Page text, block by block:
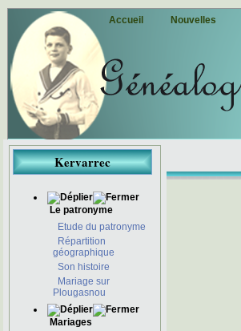
Accueil Nouvelles
Kervarrec
Le patronyme
Etude du patronyme
Répartition
géographique
Son histoire
Mariage sur
Plougasnou
Mariages